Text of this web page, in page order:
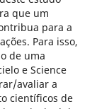
que um
para a
Para isso,
de uma
e Science
avaliar a
científicos de